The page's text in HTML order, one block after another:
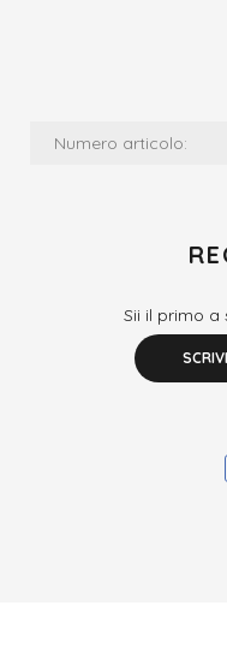
Numero articolo:
Sii il primo a